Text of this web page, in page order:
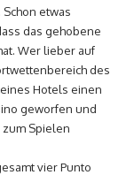
Schon etwas
das gehobene
Wer lieber auf
des
Hotels einen
geworfen und
Spielen
vier Punto